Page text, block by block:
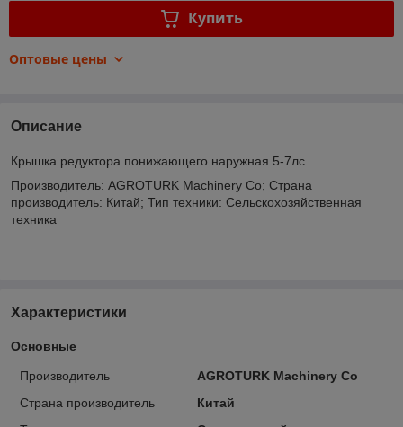
Купить
Оптовые цены
Описание
Крышка редуктора понижающего наружная 5-7лс
Производитель: AGROTURK Machinery Co; Страна
производитель: Китай; Тип техники: Сельскохозяйственная
техника
Характеристики
Основные
Производитель
AGROTURK Machinery Co
Страна производитель
Китай